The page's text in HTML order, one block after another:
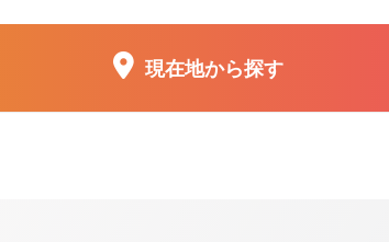
現在地から探す